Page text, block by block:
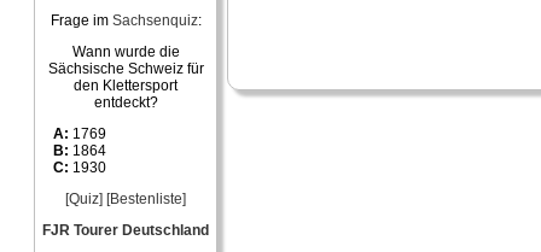
Frage im Sachsenquiz:
Wann wurde die
Sächsische Schweiz für
den Klettersport
entdeckt?
A: 1769
B: 1864
C: 1930
[Quiz] [Bestenliste]
FJR Tourer Deutschland